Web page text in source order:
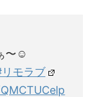
〜☺️
モラブ